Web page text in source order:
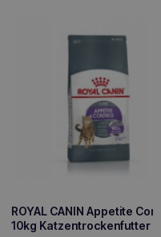
ROYAL CANIN Appetite
10kg Katzentrockenfutter